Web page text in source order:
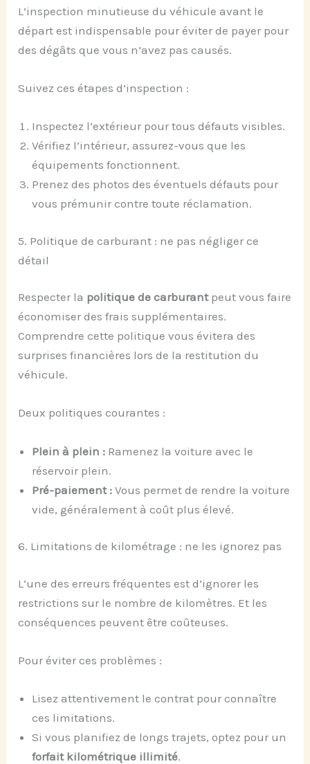
L’inspection minutieuse du véhicule avant le
départ est indispensable pour éviter de payer pour
des dégâts que vous n’avez pas causés.
Suivez ces étapes d’inspection :
Inspectez l’extérieur pour tous défauts visibles.
Vérifiez l’intérieur, assurez-vous que les
équipements fonctionnent.
Prenez des photos des éventuels défauts pour
vous prémunir contre toute réclamation.
5. Politique de carburant : ne pas négliger ce
détail
Respecter la politique de carburantpeut vous faire
économiser des frais supplémentaires.
Comprendre cette politique vous évitera des
surprises financières lors de la restitution du
véhicule.
Deux politiques courantes :
Plein à plein : Ramenez la voiture avec le
réservoir plein.
Pré-paiement : Vous permet de rendre la voiture
vide, généralement à coût plus élevé.
6. Limitations de kilométrage : ne les ignorez pas
L’une des erreurs fréquentes est d’ignorer les
restrictions sur le nombre de kilomètres. Et les
conséquences peuvent être coûteuses.
Pour éviter ces problèmes :
Lisez attentivement le contrat pour connaître
ces limitations.
Si vous planifiez de longs trajets, optez pour un
forfait kilométrique illimité.